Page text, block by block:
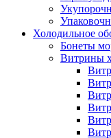
Холодильное
Бонеты
Витрины